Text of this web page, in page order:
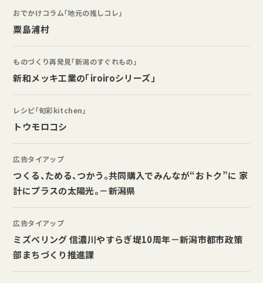
おでかけコラム「地元の推しコレ」
粟島浦村
ものづくり再発見「新潟のすぐれもの」
新和メッキ工業の「iroiroシリーズ」
レシピ「旬彩kitchen」
トウモロコシ
広告タイアップ
つくる、ためる、つかう。共同購入でみんなが“おトク”に 家
計にプラスの太陽光。－新潟県
広告タイアップ
ミズベリング 信濃川やすらぎ堤10周年－新潟市都市政策
部まちづくり推進課